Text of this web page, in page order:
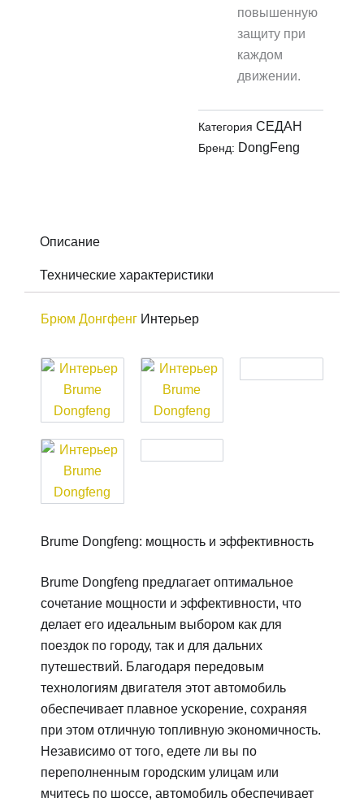
повышенную
защиту при
каждом
движении.
Категория СЕДАН
Бренд: DongFeng
Описание
Технические характеристики
Брюм Донгфенг Интерьер
Brume Dongfeng: мощность и эффективность
Brume Dongfeng предлагает оптимальное
сочетание мощности и эффективности, что
делает его идеальным выбором как для
поездок по городу, так и для дальних
путешествий. Благодаря передовым
технологиям двигателя этот автомобиль
обеспечивает плавное ускорение, сохраняя
при этом отличную топливную экономичность.
Независимо от того, едете ли вы по
переполненным городским улицам или
мчитесь по шоссе, автомобиль обеспечивает